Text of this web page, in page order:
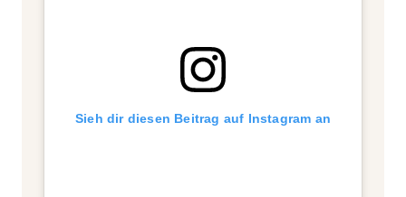
Sieh dir diesen Beitrag auf Instagram an